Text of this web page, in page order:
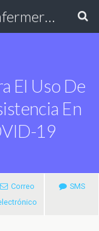
Excmo. Colegio de Enfermería de Cádiz
El Uso De
En
19
Correo
SMS